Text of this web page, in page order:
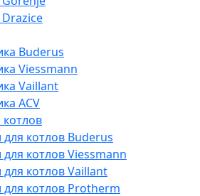
Buderus
Viessmann
Vaillant
ACV
котлов
для котлов Buderus
для котлов Viessmann
для котлов Vaillant
для котлов Protherm